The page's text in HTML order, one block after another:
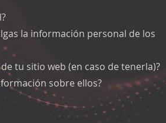
la información personal de los
tu sitio web (en caso de tenerla)?
sobre ellos?